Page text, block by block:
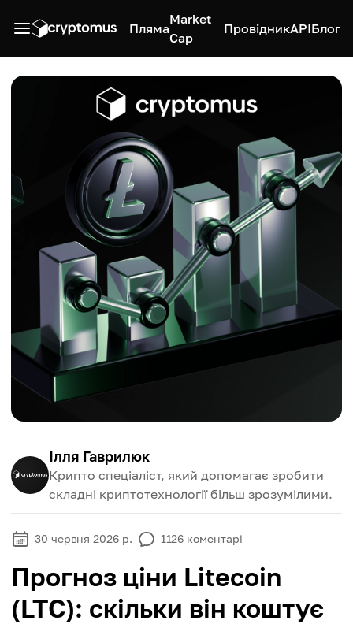
Пляма
Market
Cap
ПровідникAPIБлог
Ілля Гаврилюк
Крипто спеціаліст, який допомагає зробити
складні криптотехнології більш зрозумілими.
30 червня 2026 р. 1126 коментарі
Прогноз ціни Litecoin
(LTC): скільки він коштує